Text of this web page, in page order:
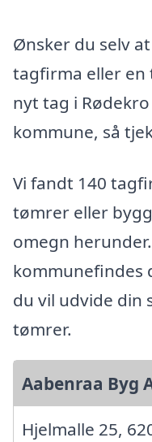
Ønsker du selv
tagfirma eller en
nyt tag i
kommune, så
Vi fandt 140
tømrer eller
omegn
kommunefindes
du vil udvide din
tømrer.
Aabenraa Byg
Hjelmalle 25,